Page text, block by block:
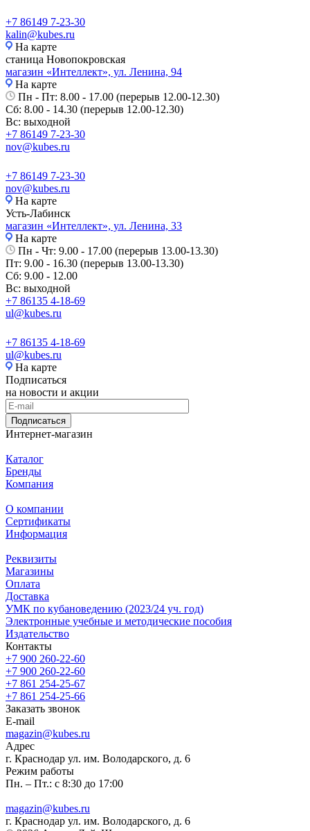
+7 86149 7-23-30
kalin@kubes.ru
На карте
станица Новопокровская
магазин «Интеллект», ул. Ленина, 94
На карте
Пн - Пт: 8.00 - 17.00 (перерыв 12.00-12.30)
Сб: 8.00 - 14.30 (перерыв 12.00-12.30)
Вс: выходной
+7 86149 7-23-30
nov@kubes.ru
+7 86149 7-23-30
nov@kubes.ru
На карте
Усть-Лабинск
магазин «Интеллект», ул. Ленина, 33
На карте
Пн - Чт: 9.00 - 17.00 (перерыв 13.00-13.30)
Пт: 9.00 - 16.30 (перерыв 13.00-13.30)
Сб: 9.00 - 12.00
Вс: выходной
+7 86135 4-18-69
ul@kubes.ru
+7 86135 4-18-69
ul@kubes.ru
На карте
Подписаться
на новости и акции
Подписаться
Интернет-магазин
Каталог
Бренды
Компания
О компании
Сертификаты
Информация
Реквизиты
Магазины
Oплата
Доставка
УМК по кубановедению (2023/24 уч. год)
Электронные учебные и методические пособия
Издательство
Контакты
+7 900 260-22-60
+7 900 260-22-60
+7 861 254-25-67
+7 861 254-25-66
Заказать звонок
E-mail
magazin@kubes.ru
Адрес
г. Краснодар ул. им. Володарского, д. 6
Режим работы
Пн. – Пт.: с 8:30 до 17:00
magazin@kubes.ru
г. Краснодар ул. им. Володарского, д. 6